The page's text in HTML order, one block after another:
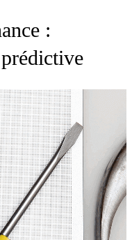
: